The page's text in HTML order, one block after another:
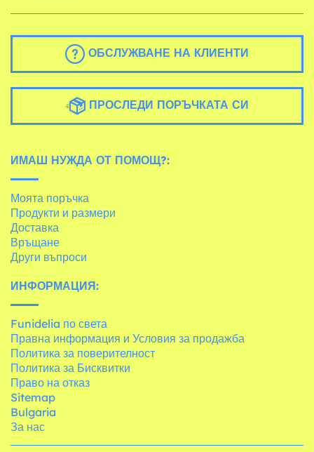
ОБСЛУЖВАНЕ НА КЛИЕНТИ
ПРОСЛЕДИ ПОРЪЧКАТА СИ
ИМАШ НУЖДА ОТ ПОМОЩ?:
Моята поръчка
Продукти и размери
Доставка
Връщане
Други въпроси
ИНФОРМАЦИЯ:
Funidelia по света
Правна информация и Условия за продажба
Политика за поверителност
Политика за Бисквитки
Право на отказ
Sitemap
Bulgaria
За нас